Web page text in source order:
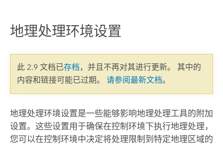
地理处理环境设置
此 2.9 文档已存档，并且不再对其进行更新。 其中的
内容和链接可能已过期。 请参阅最新文档。
地理处理环境设置是一些能够影响地理处理工具的附加
设置。这些设置用于确保在控制环境下执行地理处理，
您可以在控制环境中决定将处理限制到特定地理区域的